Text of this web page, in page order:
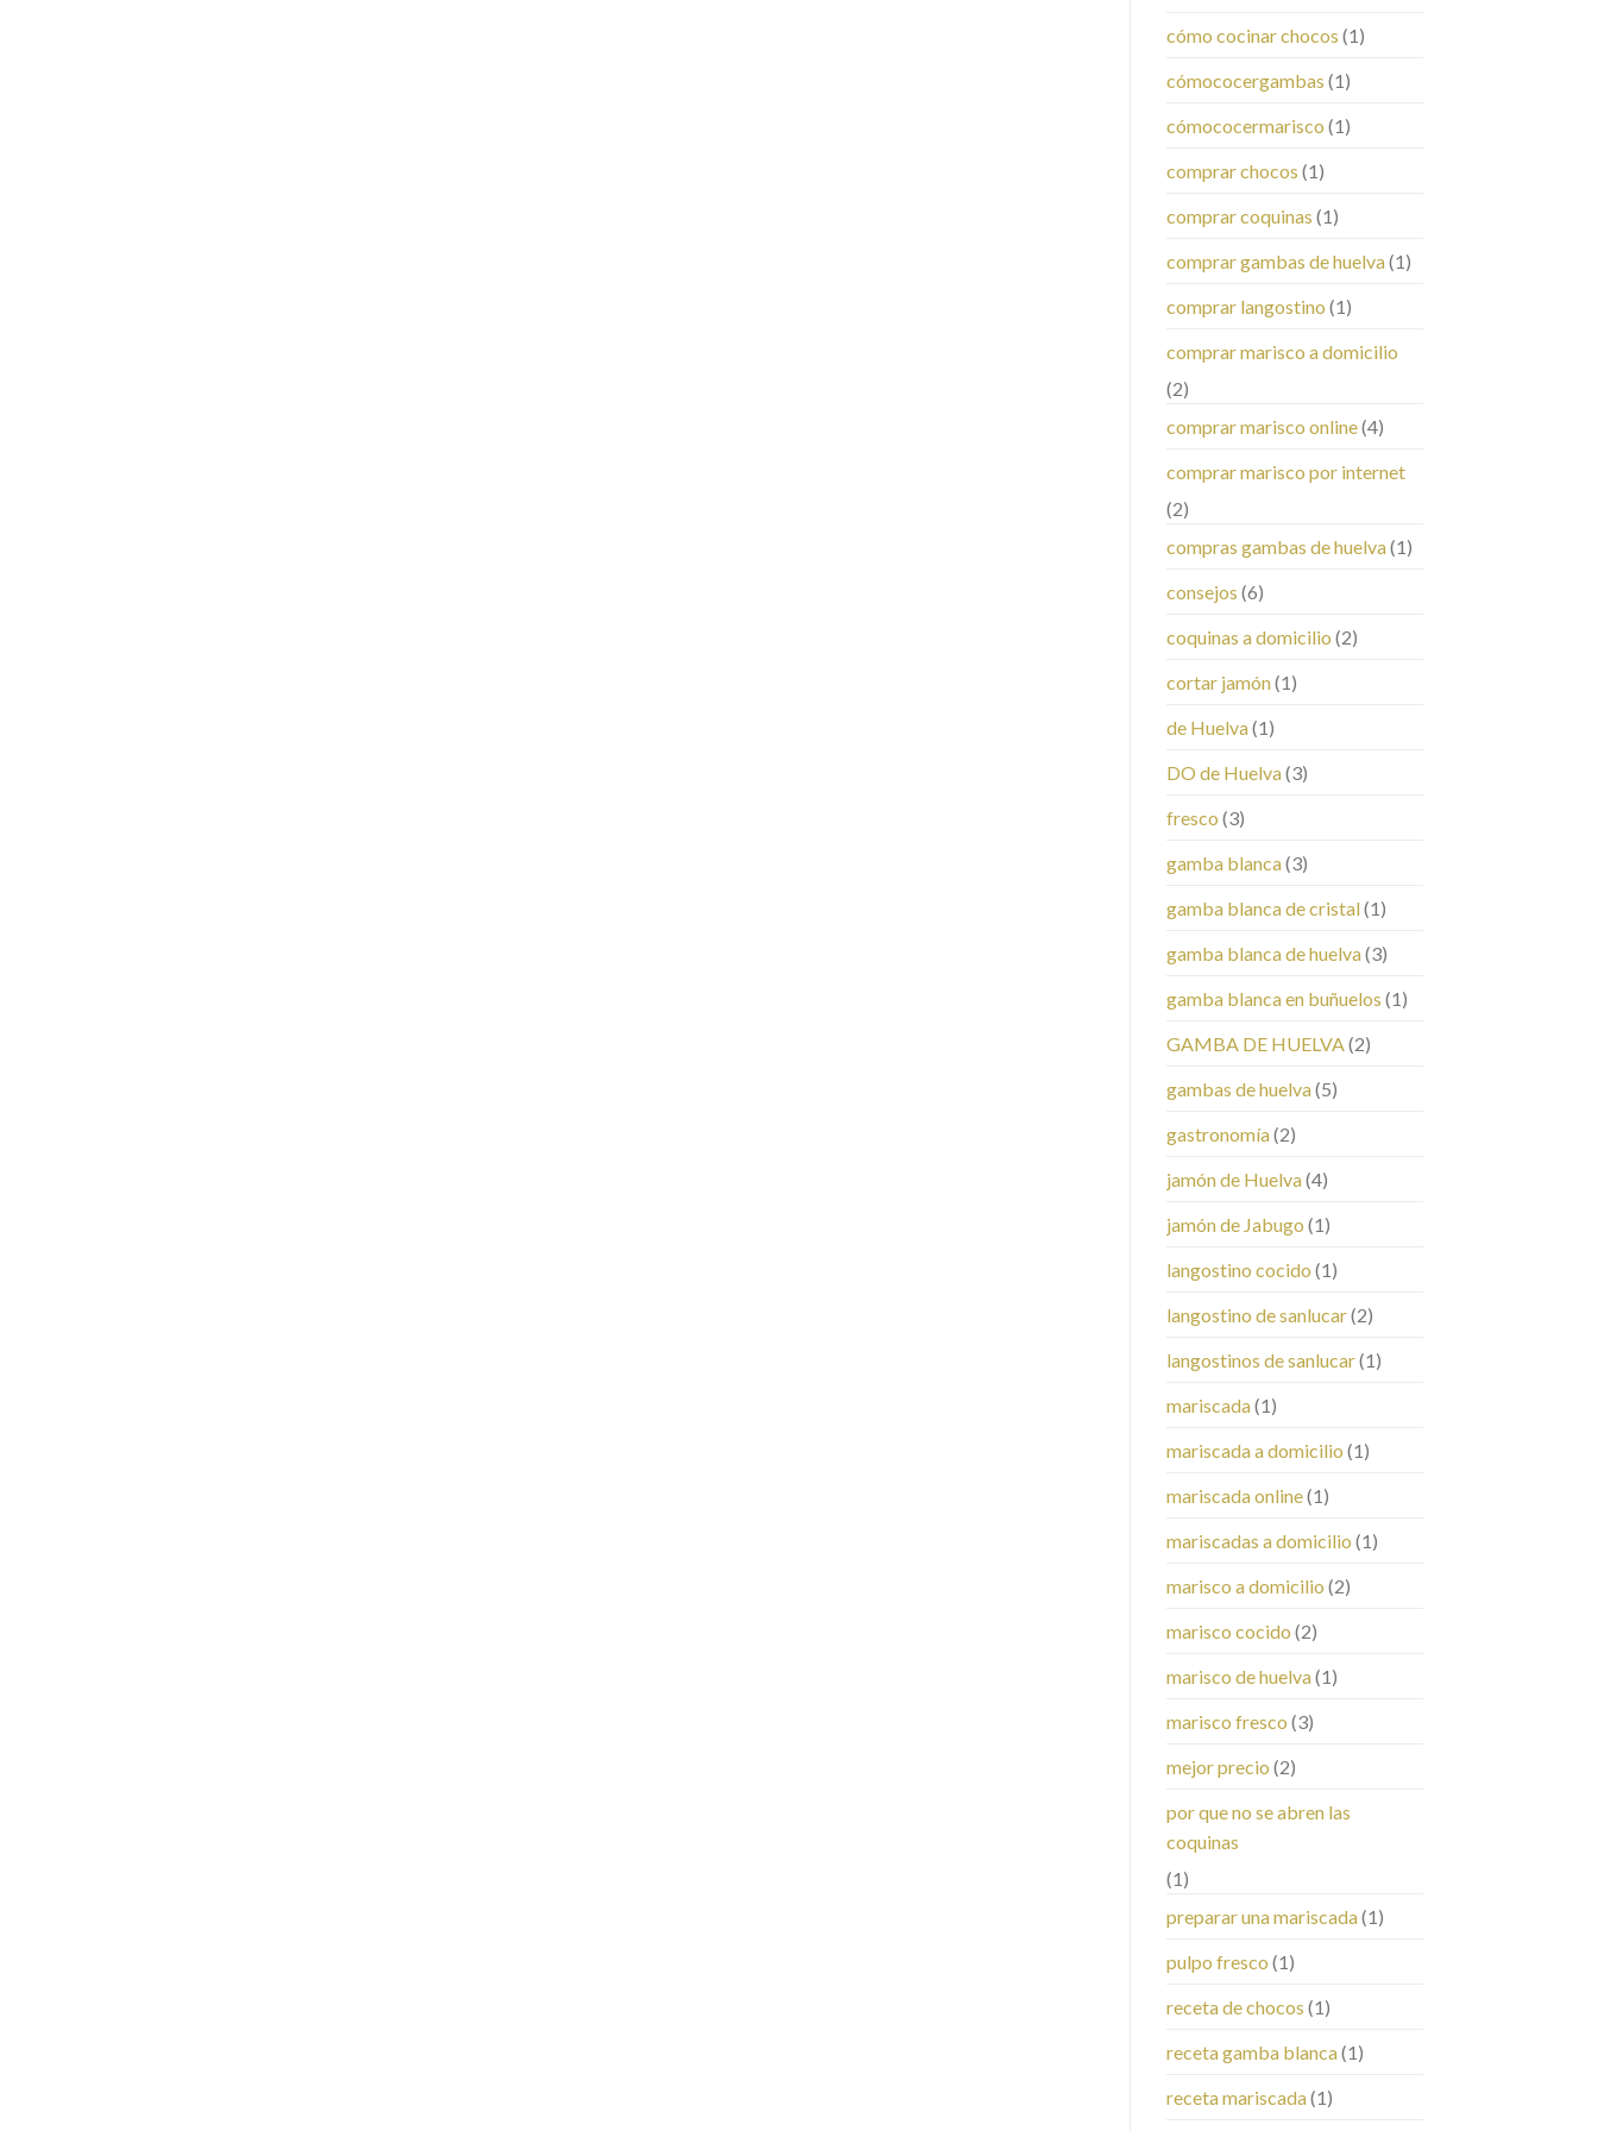
cómo cocinar chocos (1)
cómococergambas (1)
cómococermarisco (1)
comprar chocos (1)
comprar coquinas (1)
comprar gambas de huelva(1)
comprar langostino (1)
comprar marisco a domicilio
(2)
comprar marisco online(4)
comprar marisco por internet
(2)
compras gambas de huelva(1)
consejos (6)
coquinas a domicilio (2)
cortar jamón(1)
de Huelva(1)
DO de Huelva(3)
fresco (3)
gamba blanca(3)
gamba blanca de cristal(1)
gamba blanca de huelva(3)
gamba blanca en buñuelos (1)
GAMBA DE HUELVA(2)
gambas de huelva(5)
gastronomía(2)
jamón de Huelva(4)
jamón de Jabugo (1)
langostino cocido (1)
langostino de sanlucar(2)
langostinos de sanlucar(1)
mariscada(1)
mariscada a domicilio (1)
mariscada online(1)
mariscadas a domicilio (1)
marisco a domicilio (2)
marisco cocido (2)
marisco de huelva(1)
marisco fresco (3)
mejor precio (2)
por que no se abren las
coquinas
(1)
preparar una mariscada(1)
pulpo fresco (1)
receta de chocos (1)
receta gamba blanca(1)
receta mariscada(1)